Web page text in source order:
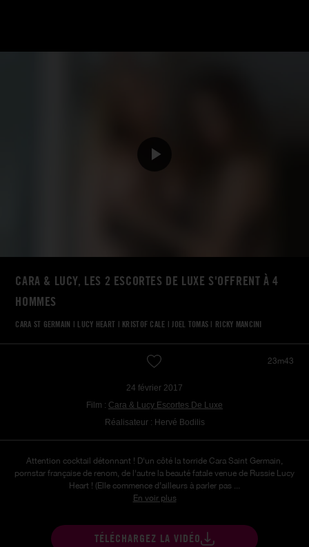
CARA & LUCY, LES 2 ESCORTES DE LUXE S'OFFRENT À 4
HOMMES
CARA ST GERMAIN | LUCY HEART | KRISTOF CALE |JOEL TOMAS | RICKY MANCINI
23m43
24 février 2017
Film : Cara & Lucy Escortes De Luxe
Réalisateur : Hervé Bodilis
Attention cocktail détonnant ! D'un côté la torride Cara Saint Germain,
pornstar française de renom, de l'autre la beauté fatale venue de Russie Lucy
Heart ! (Elle commence d’ailleurs à parler pas ...
En voir plus
TÉLÉCHARGEZ LA VIDÉO